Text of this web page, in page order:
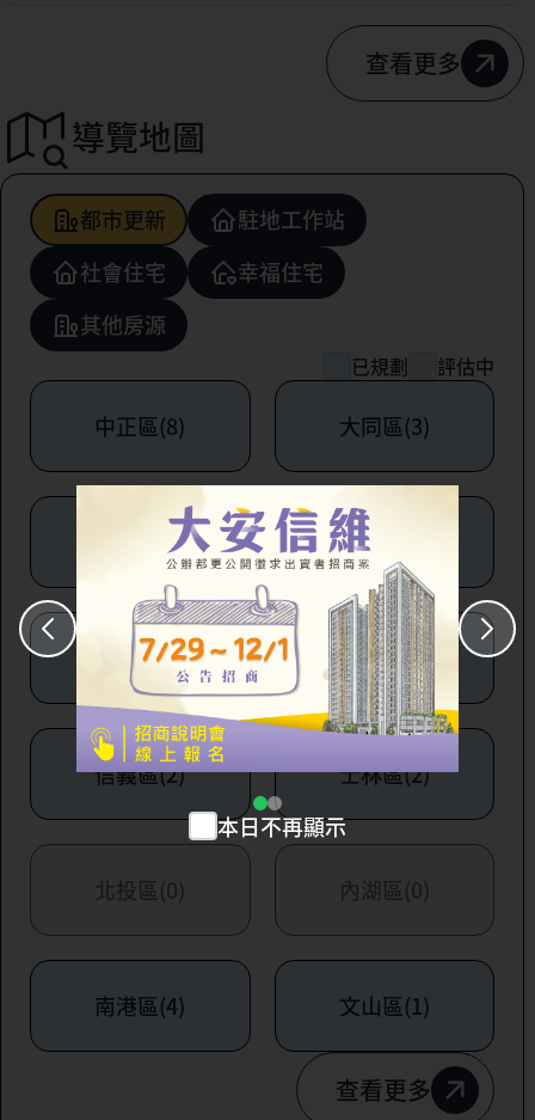
查看更多
導覽地圖
都市更新
駐地工作站
社會住宅
幸福住宅
其他房源
已規劃 評估中
中正區(8) 大同區(3)
中山區(6) 松山區(1)
大安區(7) 萬華區(1)
信義區(2) 士林區(2)
北投區(0) 內湖區(0)
南港區(4) 文山區(1)
查看更多
本日不再顯示